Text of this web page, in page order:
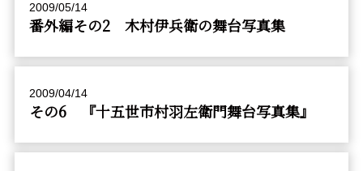
2009/05/14
番外編その2 木村伊兵衛の舞台写真集
2009/04/14
その6 『十五世市村羽左衛門舞台写真集』